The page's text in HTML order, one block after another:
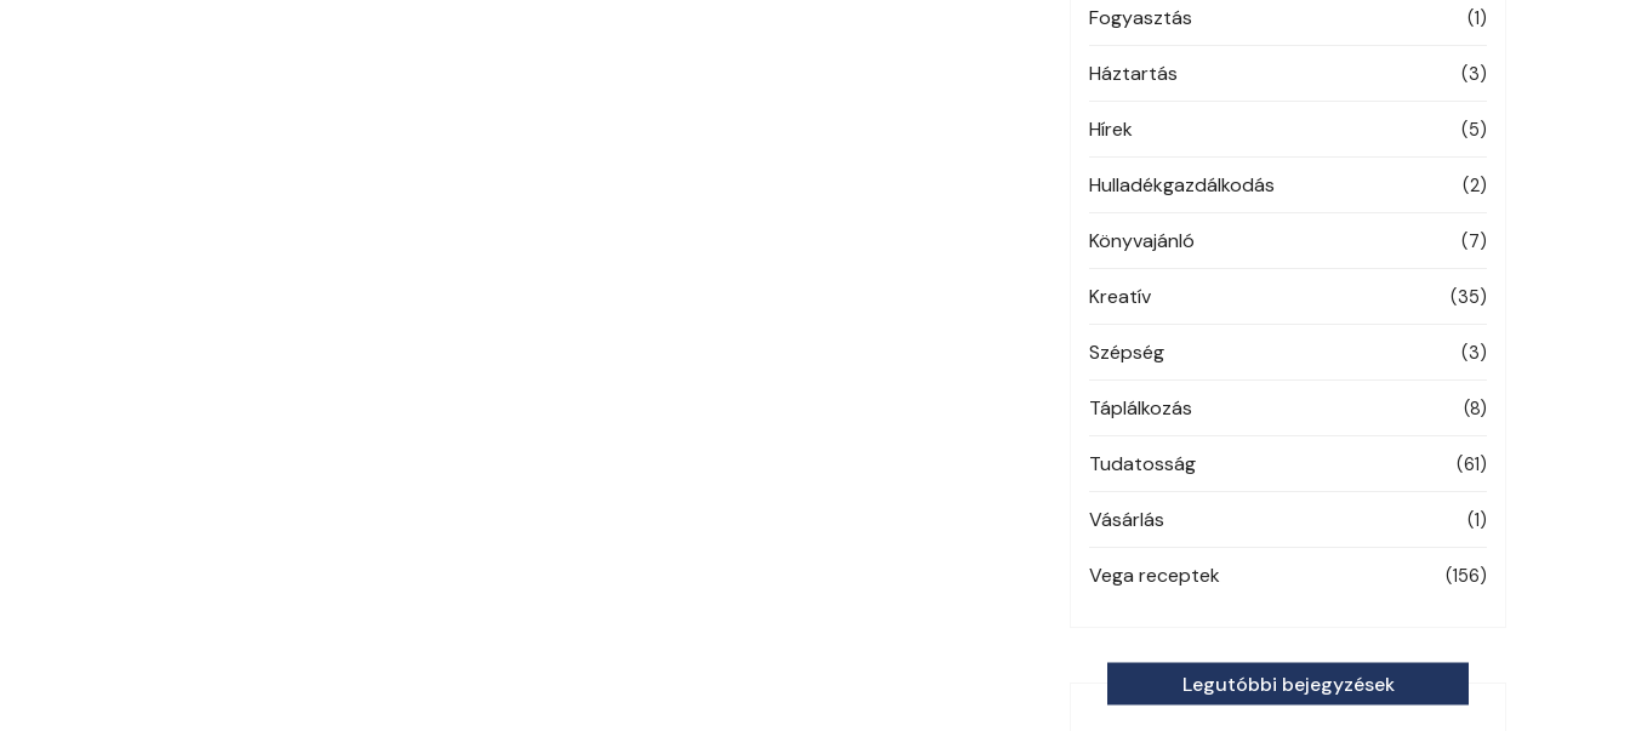
Fogyasztás (1)
Háztartás (3)
Hírek (5)
Hulladékgazdálkodás (2)
Könyvajánló (7)
Kreatív (35)
Szépség (3)
Táplálkozás (8)
Tudatosság (61)
Vásárlás (1)
Vega receptek (156)
Legutóbbi bejegyzések